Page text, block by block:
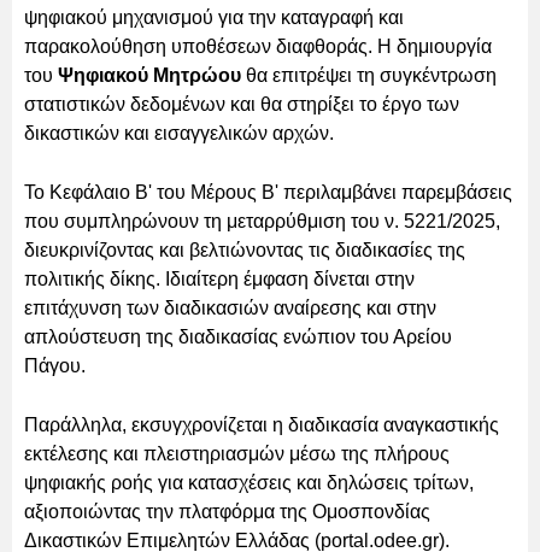
ψηφιακού μηχανισμού για την καταγραφή και
παρακολούθηση υποθέσεων διαφθοράς. Η δημιουργία
του Ψηφιακού Μητρώου θα επιτρέψει τη συγκέντρωση
στατιστικών δεδομένων και θα στηρίξει το έργο των
δικαστικών και εισαγγελικών αρχών.
Το Κεφάλαιο Β' του Μέρους Β' περιλαμβάνει παρεμβάσεις
που συμπληρώνουν τη μεταρρύθμιση του ν. 5221/2025,
διευκρινίζοντας και βελτιώνοντας τις διαδικασίες της
πολιτικής δίκης. Ιδιαίτερη έμφαση δίνεται στην
επιτάχυνση των διαδικασιών αναίρεσης και στην
απλούστευση της διαδικασίας ενώπιον του Αρείου
Πάγου.
Παράλληλα, εκσυγχρονίζεται η διαδικασία αναγκαστικής
εκτέλεσης και πλειστηριασμών μέσω της πλήρους
ψηφιακής ροής για κατασχέσεις και δηλώσεις τρίτων,
αξιοποιώντας την πλατφόρμα της Ομοσπονδίας
Δικαστικών Επιμελητών Ελλάδας (portal.odee.gr).